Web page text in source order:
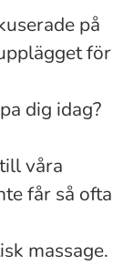
på
för
dig idag?
våra
får så ofta
massage.